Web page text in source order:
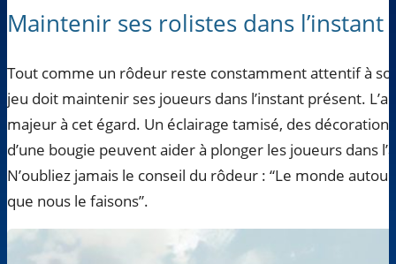
Maintenir ses rolistes dans l’instant
Tout comme un rôdeur reste constamment attentif à
jeu doit maintenir ses joueurs dans l’instant présent.
majeur à cet égard. Un éclairage tamisé, des
d’une bougie peuvent aider à plonger les joueurs dans
N’oubliez jamais le conseil du rôdeur : “Le monde
que nous le faisons”.